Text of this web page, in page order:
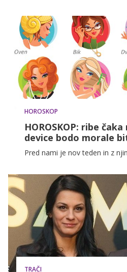
zaradi tega se pogosto zgodi,
kar je morda
življenju treba imeti
Budi in jezeru.
HOROSKOP
HOROSKOP: ribe
device bodo morale
Pred nami je nov teden in z
TRAČI